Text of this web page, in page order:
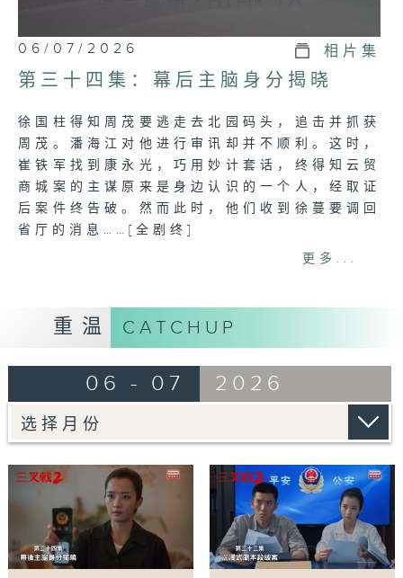
06/07/2026 相片集
第三十四集：幕后主脑身分揭晓
徐国柱得知周茂要逃走去北园码头，追击并抓获
周茂。潘海江对他进行审讯却并不顺利。这时，
崔铁军找到康永光，巧用妙计套话，终得知云贸
商城案的主谋原来是身边认识的一个人，经取证
后案件终告破。然而此时，他们收到徐蔓要调回
省厅的消息……[全剧终]
更多...
重温 CATCHUP
06 - 07 2026